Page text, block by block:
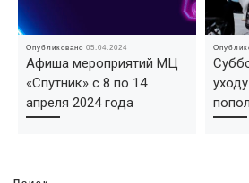
Опубликовано05.04.2024
Афиша мероприятий МЦ
«Спутник» с 8 по 14
апреля 2024 года